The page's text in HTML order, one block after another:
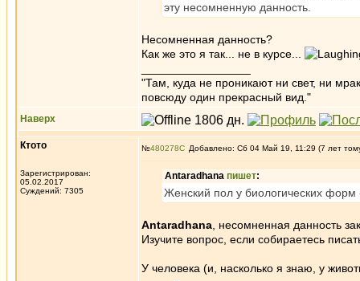
эту несомненную данность.
Несомненная данность?
Как же это я так... не в курсе...
"Там, куда не проникают ни свет, ни
повсюду один прекрасный вид."
Наверх
Ктото
Зарегистрирован:
05.02.2017
Суждений: 7305
№480278 Добавлено: Сб 04 Май 19, 11:29 (7 лет
Antaradhana пишет:
Женский пол у биологических
Antaradhana , несомненная данность
Изучите вопрос, если собираетесь
У человека (и, насколько я знаю, у